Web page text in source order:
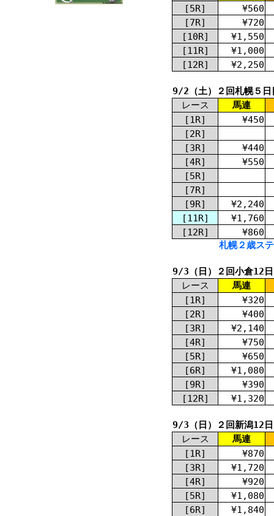
[5R]
¥560
[7R]
¥720
[10R]
¥1,550
[11R]
¥1,000
[12R]
¥2,250
9/2（土）２回札幌５日
レース
馬連
[1R]
¥450
[2R]
[3R]
¥440
[4R]
¥550
[5R]
[7R]
[9R]
¥2,240
[11R]
¥1,760
[12R]
¥860
札幌２歳ス
9/3（日）２回小倉12
レース
馬連
[1R]
¥320
[2R]
¥400
[3R]
¥2,140
[4R]
¥750
[5R]
¥650
[6R]
¥1,080
[9R]
¥390
[12R]
¥1,320
9/3（日）２回新潟12
レース
馬連
[1R]
¥870
[3R]
¥1,720
[4R]
¥920
[5R]
¥1,080
[6R]
¥1,840